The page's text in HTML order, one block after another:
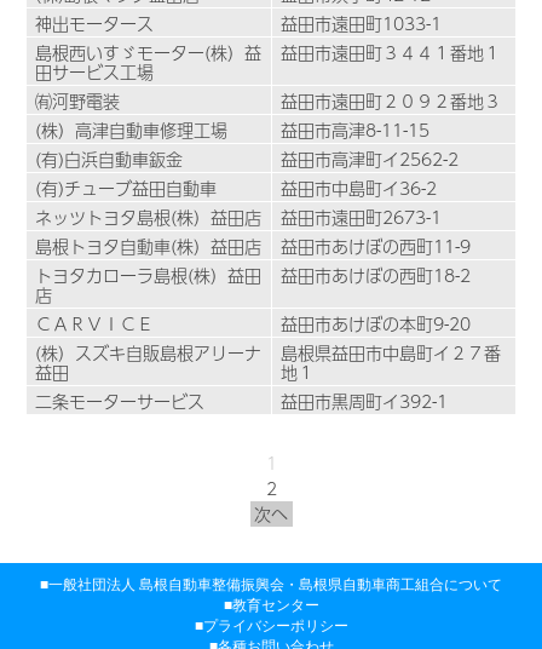
神出モータース
益田市遠田町1033-1
島根西いすゞモーター(株）益
田サービス工場
益田市遠田町３４４１番地１
㈲河野電装
益田市遠田町２０９２番地３
(株）高津自動車修理工場
益田市高津8-11-15
(有)白浜自動車鈑金
益田市高津町イ2562-2
(有)チューブ益田自動車
益田市中島町イ36-2
ネッツトヨタ島根(株）益田店
益田市遠田町2673-1
島根トヨタ自動車(株）益田店
益田市あけぼの西町11-9
トヨタカローラ島根(株）益田
店
益田市あけぼの西町18-2
ＣＡＲＶＩＣＥ
益田市あけぼの本町9-20
(株）スズキ自販島根アリーナ
益田
島根県益田市中島町イ２７番
地１
二条モーターサービス
益田市黒周町イ392-1
1
2
次へ
一般社団法人 島根自動車整備振興会・ 島根県自動車商工組合について
教育センター
プライバシーポリシー